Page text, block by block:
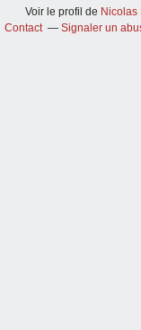
Voir le profil de Nicolas
Contact
Signaler un